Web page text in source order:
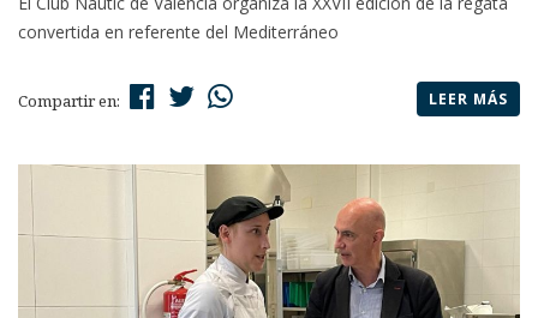
convertida en referente del Mediterráneo
Compartir en: LEER MÁS